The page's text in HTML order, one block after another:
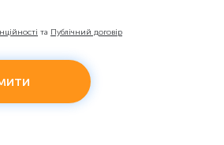
та Публічний договір